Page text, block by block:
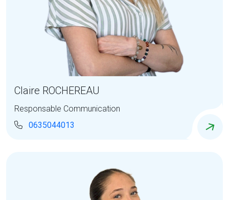
Claire ROCHEREAU
Responsable Communication
0635044013